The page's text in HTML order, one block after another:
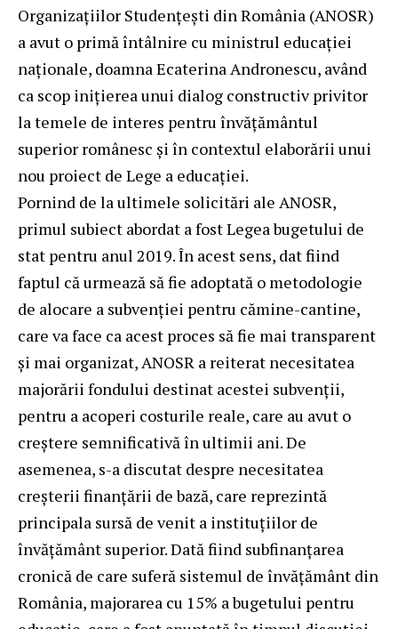
Organizațiilor Studențești din România (ANOSR)
a avut o primă întâlnire cu ministrul educației
naționale, doamna Ecaterina Andronescu, având
ca scop inițierea unui dialog constructiv privitor
la temele de interes pentru învățământul
superior românesc și în contextul elaborării unui
nou proiect de Lege a educației.
Pornind de la ultimele solicitări ale ANOSR,
primul subiect abordat a fost Legea bugetului de
stat pentru anul 2019. În acest sens, dat fiind
faptul că urmează să fie adoptată o metodologie
de alocare a subvenției pentru cămine-cantine,
care va face ca acest proces să fie mai transparent
și mai organizat, ANOSR a reiterat necesitatea
majorării fondului destinat acestei subvenții,
pentru a acoperi costurile reale, care au avut o
creștere semnificativă în ultimii ani. De
asemenea, s-a discutat despre necesitatea
creșterii finanțării de bază, care reprezintă
principala sursă de venit a instituțiilor de
învățământ superior. Dată fiind subfinanțarea
cronică de care suferă sistemul de învățământ din
România, majorarea cu 15% a bugetului pentru